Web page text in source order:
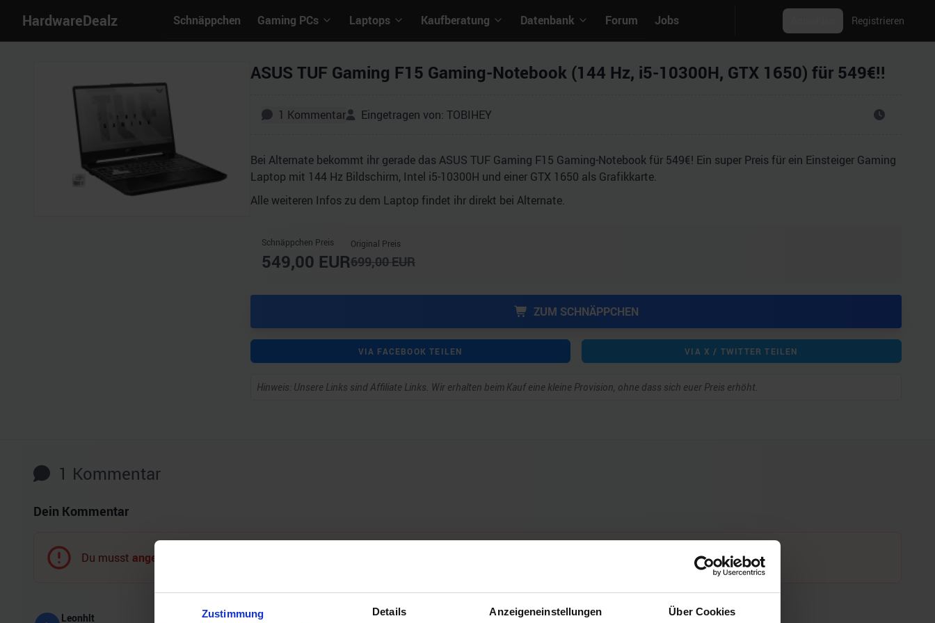
Zustimmung Details Anzeigeneinstellungen Über Cookies
HardwareDealz Schnäppchen Gaming PCs Laptops Kaufberatung Datenbank Forum Jobs Registrieren
ASUS TUF Gaming F15 Gaming-Notebook (144 Hz, i5-10300H, GTX 1650) für 549€!!
1 Kommentar Eingetragen von: TOBIHEY
Bei Alternate bekommt ihr gerade das ASUS TUF Gaming F15 Gaming-Notebook für 549€! Ein super Preis für ein Einsteiger Gaming
Laptop mit 144 Hz Bildschirm, Intel i5-10300H und einer GTX 1650 als Grafikkarte.
Alle weiteren Infos zu dem Laptop findet ihr direkt bei Alternate.
Schnäppchen Preis
549,00 EUR
Original Preis
699,00EUR
ZUM SCHNÄPPCHEN
VIA FACEBOOK TEILEN VIA X / TWITTER TEILEN
Hinweis: Unsere Links sind Affiliate Links. Wir erhalten beim Kauf eine kleine Provision, ohne dass sich euer Preis erhöht.
1 Kommentar
Dein Kommentar
Du musst angemeldet
Leonhlt